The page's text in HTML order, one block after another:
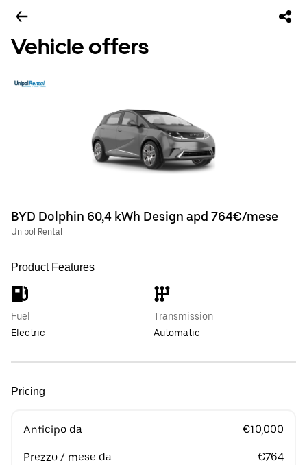
Vehicle offers
BYD Dolphin 60,4 kWh Design apd 764€/mese
Unipol Rental
Product Features
Fuel
Electric
Transmission
Automatic
Pricing
Anticipo da €10,000
Prezzo / mese da €764